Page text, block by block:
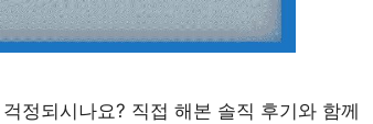
정되시나요? 직접 해본 솔직 후기와 함께